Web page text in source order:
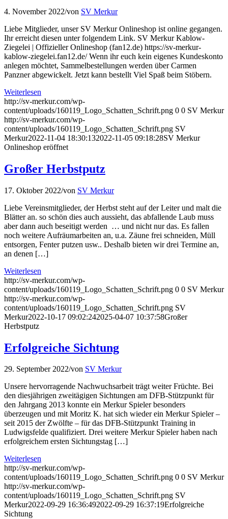
4. November 2022/von SV Merkur
Liebe Mitglieder, unser SV Merkur Onlineshop ist online gegangen.
Ihr erreicht diesen unter folgendem Link. SV Merkur Kablow-
Ziegelei | Offizieller Onlineshop (fan12.de) https://sv-merkur-
kablow-ziegelei.fan12.de/ Wenn ihr euch kein eigenes Kundeskonto
anlegen möchtet, Sammelbestellungen werden über Carmen
Panzner abgewickelt. Jetzt kann bestellt Viel Spaß beim Stöbern.
Weiterlesen
http://sv-merkur.com/wp-
content/uploads/160119_Logo_Schatten_Schrift.png 0 0 SV Merkur
http://sv-merkur.com/wp-
content/uploads/160119_Logo_Schatten_Schrift.png SV
Merkur2022-11-04 18:30:132022-11-05 09:18:28SV Merkur
Onlineshop eröffnet
Großer Herbstputz
17. Oktober 2022/von SV Merkur
Liebe Vereinsmitglieder, der Herbst steht auf der Leiter und malt die
Blätter an. so schön dies auch aussieht, das abfallende Laub muss
aber dann auch beseitigt werden … und nicht nur das. Es fallen
noch weitere Aufräumarbeiten an, u.a. Zäune frei schneiden, Müll
entsorgen, Fenter putzen usw.. Deshalb bieten wir drei Termine an,
an denen […]
Weiterlesen
http://sv-merkur.com/wp-
content/uploads/160119_Logo_Schatten_Schrift.png 0 0 SV Merkur
http://sv-merkur.com/wp-
content/uploads/160119_Logo_Schatten_Schrift.png SV
Merkur2022-10-17 09:02:242025-04-07 10:37:58Großer
Herbstputz
Erfolgreiche Sichtung
29. September 2022/von SV Merkur
Unsere hervorragende Nachwuchsarbeit trägt weiter Früchte. Bei
den diesjährigen zweitägigen Sichtungen am DFB-Stützpunkt für
den Jahrgang 2013 konnte ein Merkur Spieler besonders
überzeugen und mit Moritz K. hat sich wieder ein Merkur Spieler –
seit 2015 der Zwölfte – für das DFB-Stützpunkt Training in
Ludwigsfelde qualifiziert. Drei weitere Merkur Spieler haben nach
erfolgreichem ersten Sichtungstag […]
Weiterlesen
http://sv-merkur.com/wp-
content/uploads/160119_Logo_Schatten_Schrift.png 0 0 SV Merkur
http://sv-merkur.com/wp-
content/uploads/160119_Logo_Schatten_Schrift.png SV
Merkur2022-09-29 16:36:492022-09-29 16:37:19Erfolgreiche
Sichtung